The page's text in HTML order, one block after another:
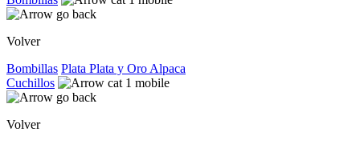
Volver
Bombillas Plata Plata y Oro Alpaca
Cuchillos
Volver